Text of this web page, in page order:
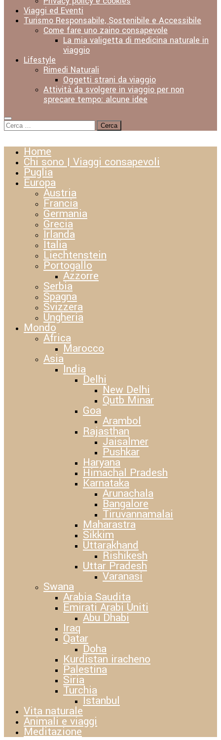
Viaggi ed Eventi
Turismo Responsabile, Sostenibile e Accessibile
Come fare uno zaino consapevole
La mia valigetta di medicina naturale in
viaggio
Lifestyle
Rimedi Naturali
Oggetti strani da viaggio
Attività da svolgere in viaggio per non
sprecare tempo: alcune idee
Ricerca
per:
Home
Chi sono | Viaggi consapevoli
Puglia
Europa
Austria
Francia
Germania
Grecia
Irlanda
Italia
Liechtenstein
Portogallo
Azzorre
Serbia
Spagna
Svizzera
Ungheria
Mondo
Africa
Marocco
Asia
India
Delhi
New Delhi
Qutb Minar
Goa
Arambol
Rajasthan
Jaisalmer
Pushkar
Haryana
Himachal Pradesh
Karnataka
Arunachala
Bangalore
Tiruvannamalai
Maharastra
Sikkim
Uttarakhand
Rishikesh
Uttar Pradesh
Varanasi
Swana
Arabia Saudita
Emirati Arabi Uniti
Abu Dhabi
Iraq
Qatar
Doha
Kurdistan iracheno
Palestina
Siria
Turchia
Istanbul
Vita naturale
Animali e viaggi
Meditazione